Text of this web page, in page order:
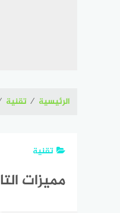
الرئيسية ⁄ تقنية
تقنية
مميزات